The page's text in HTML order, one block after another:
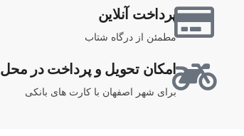
پرداخت آنلاین
مطمئن از درگاه شتاب
امکان تحویل و پرداخت در محل
برای شهر اصفهان با کارت های بانکی